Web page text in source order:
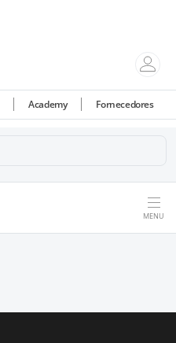
Academy Fornecedores
MENU